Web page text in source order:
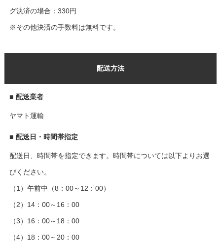
グ決済の場合：330円
※その他決済の手数料は無料です。
配送方法
■ 配送業者
ヤマト運輸
■ 配送日・時間帯指定
配送日、時間帯を指定できます。時間帯については以下よりお選
びください。
（1）午前中（8：00～12：00）
（2）14：00～16：00
（3）16：00～18：00
（4）18：00～20：00